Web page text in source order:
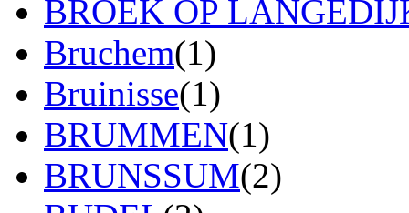
BROEK OP
Bruchem(1)
Bruinisse(1)
BRUMMEN(1)
BRUNSSUM(2)